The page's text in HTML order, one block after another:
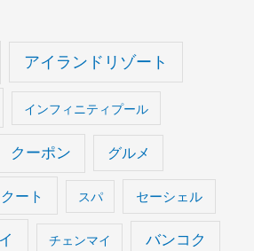
アイランドリゾート
インフィニティプール
クーポン グルメ
ート スパ セーシェル
チェンマイ バンコク